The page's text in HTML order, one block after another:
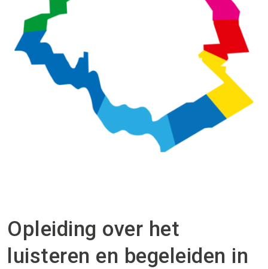
Opleiding over het
luisteren en begeleiden in